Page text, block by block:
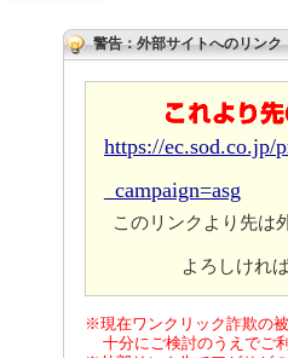
警告：外部サイトへのリンク
https://ec.sod.co.jp/
_campaign=asg
このリンクより先は
よろしけれ
※現在ワンクリック詐欺の
十分にご検討のうえでご